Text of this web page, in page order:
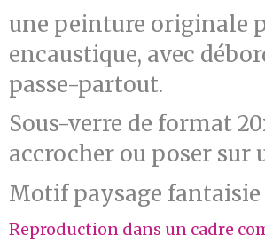
une peinture originale
encaustique, avec
passe-partout.
Sous-verre de format
accrocher ou poser sur
Motif paysage fantaisie
Reproduction dans un cadre